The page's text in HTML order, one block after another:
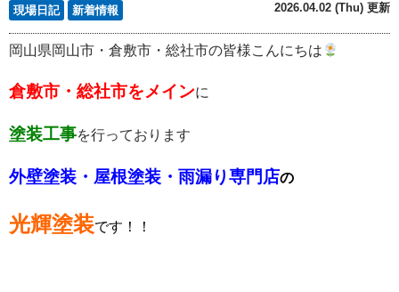
現場日記 新着情報 2026.04.02 (Thu) 更新
岡山県岡山市・倉敷市・総社市の皆様こんにちは
倉敷市・総社市をメインに
塗装工事を行っております
外壁塗装・屋根塗装・雨漏り専門店の
光輝塗装です！！